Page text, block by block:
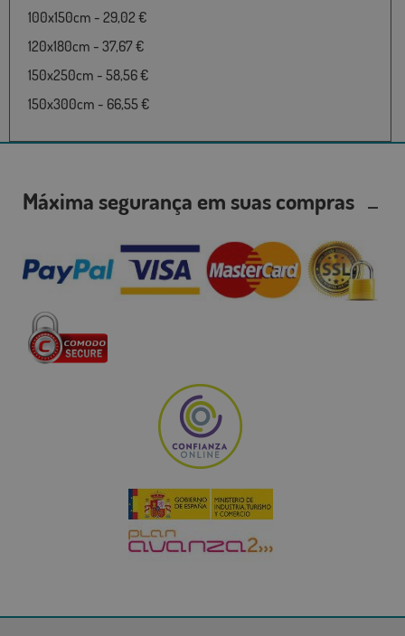
100x150cm - 29,02 €
120x180cm - 37,67 €
150x250cm - 58,56 €
150x300cm - 66,55 €
Máxima segurança em suas compras